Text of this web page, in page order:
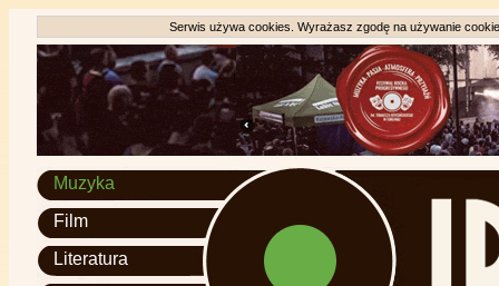
Serwis używa cookies. Wyrażasz zgodę na używanie
Muzyka
Film
Literatura